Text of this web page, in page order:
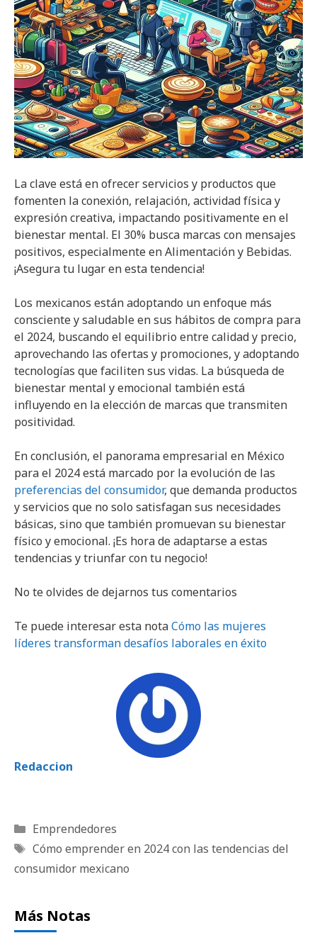
La clave está en ofrecer servicios y productos que
fomenten la conexión, relajación, actividad física y
expresión creativa, impactando positivamente en el
bienestar mental. El 30% busca marcas con mensajes
positivos, especialmente en Alimentación y Bebidas.
¡Asegura tu lugar en esta tendencia!
Los mexicanos están adoptando un enfoque más
consciente y saludable en sus hábitos de compra para
el 2024, buscando el equilibrio entre calidad y precio,
aprovechando las ofertas y promociones, y adoptando
tecnologías que faciliten sus vidas. La búsqueda de
bienestar mental y emocional también está
influyendo en la elección de marcas que transmiten
positividad.
En conclusión, el panorama empresarial en México
para el 2024 está marcado por la evolución de las
preferencias del consumidor, que demanda productos
y servicios que no solo satisfagan sus necesidades
básicas, sino que también promuevan su bienestar
físico y emocional. ¡Es hora de adaptarse a estas
tendencias y triunfar con tu negocio!
No te olvides de dejarnos tus comentarios
Te puede interesar esta notaCómo las mujeres
líderes transforman desafíos laborales en éxito
Redaccion
Categorías
Emprendedores
Etiquetas
Cómo emprender en 2024 con las tendencias del
consumidor mexicano
Más Notas